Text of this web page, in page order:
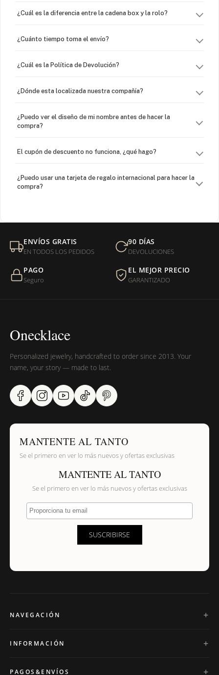
¿Cuál es la diferencia entre la cadena box y la rolo?
¿Cuánto tiempo toma el envío?
¿Cuál es la Política de Devolución?
¿Dónde esta localizada nuestra compañía?
¿Puedo ver el diseño de mi nombre antes de hacer la
compra?
El cupón de descuento no funciona, ¿qué hago?
¿Puedo usar una tarjeta de regalo internacional para hacer la
compra?
Mi orden fue devuelta por USPS, ¿qué hago para que sea
entregada?
¿Sus productos son libres de níquel?
ENVÍOS GRATIS
EN TODOS LOS PEDIDOS
90 DÍAS
DEVOLUCIONES
PAGO
Seguro
EL MEJOR PRECIO
GARANTIZADO
Onecklace
Personalized jewelry, handcrafted to order since 2013. Your
name, your story — made to last.
MANTENTE AL TANTO
Se el primero en ver lo más nuevos y ofertas exclusivas
MANTENTE AL TANTO
Se el primero en ver lo más nuevos y ofertas exclusivas
Proporciona tu email
SUSCRIBIRSE
NAVEGACIÓN
INFORMACIÓN
PAGOS&ENVÍOS